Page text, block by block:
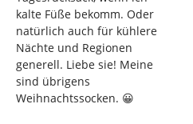
kalte Füße bekomm. Oder
natürlich auch für kühlere
Nächte und Regionen
generell. Liebe sie! Meine
sind übrigens
Weihnachtssocken. 😀